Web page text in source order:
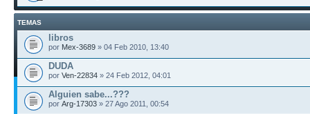
TEMAS
libros
por Mex-3689 » 04 Feb 2010, 13:40
DUDA
por Ven-22834 » 24 Feb 2012, 04:01
Alguien sabe...???
por Arg-17303 » 27 Ago 2011, 00:54